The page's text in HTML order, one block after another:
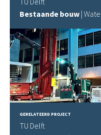
Bestaande bouw |
GERELATEERD PROJECT
TU Delft